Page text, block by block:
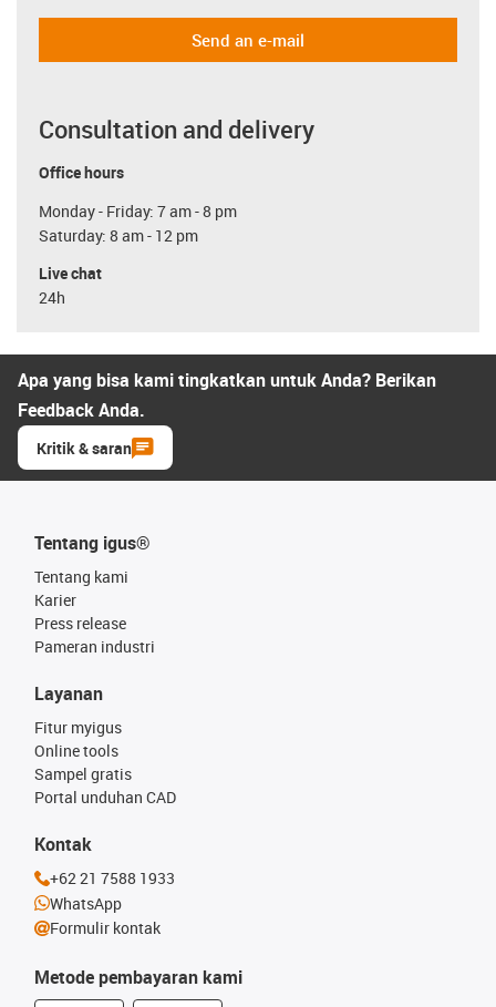
Send an e-mail
Consultation and delivery
Office hours
Monday - Friday: 7 am - 8 pm
Saturday: 8 am - 12 pm
Live chat
24h
Apa yang bisa kami tingkatkan untuk Anda? Berikan
Feedback Anda.
Kritik & saran
Tentang igus®
Tentang kami
Karier
Press release
Pameran industri
Metode pembayaran kami
Layanan
Fitur myigus
Online tools
Sampel gratis
Portal unduhan CAD
Kontak
+62 21 7588 1933
WhatsApp
Formulir kontak